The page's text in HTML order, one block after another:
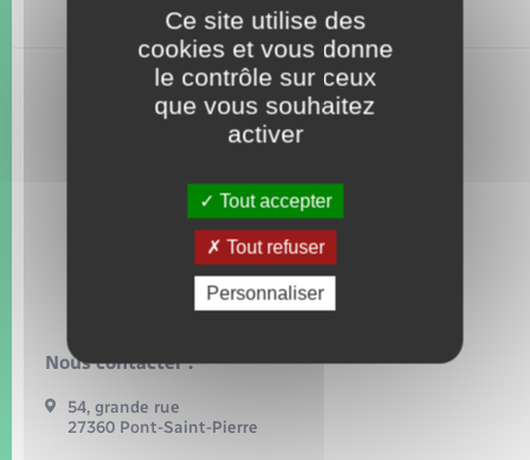
Voirie et espace public
Nous contacter :
54, grande rue
27360 Pont-Saint-Pierre
Ce site utilise des
cookies et vous donne
le contrôle sur ceux
que vous souhaitez
activer
Tout accepter
Tout refuser
Personnaliser